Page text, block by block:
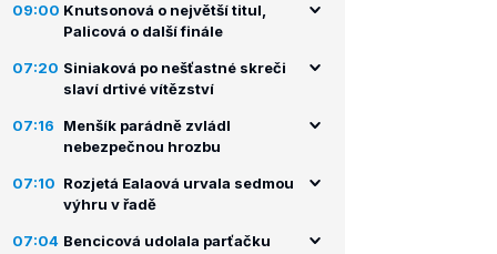
09:00 Knutsonová o největší titul,
Palicová o další finále
07:20 Siniaková po nešťastné skreči
slaví drtivé vítězství
07:16
Menšík parádně zvládl
nebezpečnou hrozbu
07:10 Rozjetá Ealaová urvala sedmou
výhru v řadě
07:04 Bencicová udolala parťačku